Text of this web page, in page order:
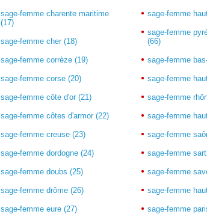
sage-femme charente maritime
(17)
sage-femme cher (18)
sage-femme corrèze (19)
sage-femme corse (20)
sage-femme côte d'or (21)
sage-femme côtes d'armor (22)
sage-femme creuse (23)
sage-femme dordogne (24)
sage-femme doubs (25)
sage-femme drôme (26)
sage-femme eure (27)
sage-femme
sage-femme
(66)
sage-femme
sage-femme
sage-femme
sage-femme
sage-femme
sage-femme
sage-femme
sage-femme
sage-femme